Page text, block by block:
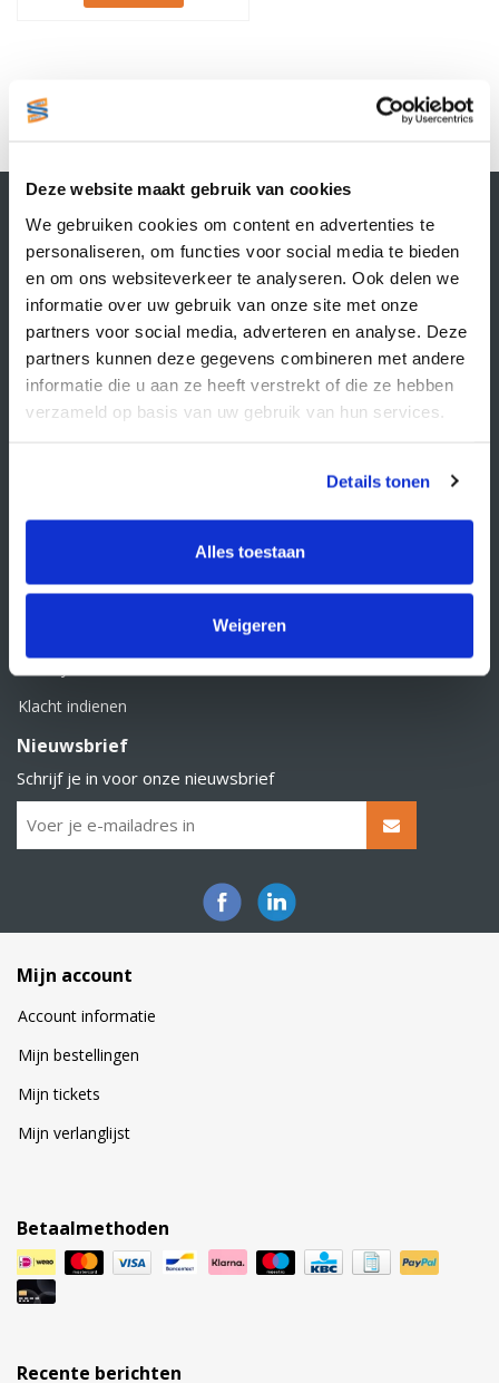
Deze website maakt gebruik van cookies
We gebruiken cookies om content en advertenties te
personaliseren, om functies voor social media te bieden
en om ons websiteverkeer te analyseren. Ook delen we
informatie over uw gebruik van onze site met onze
partners voor social media, adverteren en analyse. Deze
partners kunnen deze gegevens combineren met andere
informatie die u aan ze heeft verstrekt of die ze hebben
verzameld op basis van uw gebruik van hun services.
Details tonen
Alles toestaan
Weigeren
1
Contactgegevens
Supply Service B.V.
Nijverheidsstraat 25-K
3861 RJ Nijkerk
info@supplyservice.nl
+31 33 468 13 42
KvK nummer: 66384737
Retourbeleid
Klacht indienen
Nieuwsbrief
Schrijf je in voor onze nieuwsbrief
Mijn account
Account informatie
Mijn bestellingen
Mijn tickets
Mijn verlanglijst
Betaalmethoden
Recente berichten